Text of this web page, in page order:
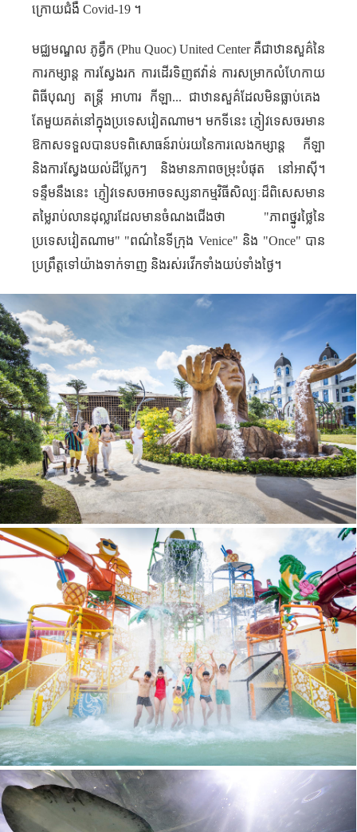
ក្រោយជំងឺ Covid-19 ។
មជ្ឈមណ្ឌល ភូគ្វឹក (Phu Quoc) United Centerគឺជាឋានសួគ៌នៃ
ការកម្សាន្ត ការស្វែងរក ការដើរទិញឥវ៉ាន់ ការសម្រាក​លំហែកាយ
ពិធីបុណ្យ តន្ត្រី អាហារ កីឡា... ជាឋានសួគ៌ដែលមិនធ្លាប់គេង
តែមួយគត់នៅក្នុងប្រទេសវៀតណាម។ មកទីនេះ ភ្ញៀវ​ទេសចរមាន
ឱកាសទទួលបានបទពិសោធន៍រាប់រយនៃការលេងកម្សាន្ត កីឡា
និងការស្វែងយល់ដ៏ប្លែកៗ និងមាន​ភាពចម្រុះបំផុត​ នៅ​អាស៊ី។
ទន្ទឹម​នឹង​នេះ ភ្ញៀវ​ទេសចអាច​ទស្សនាកម្មវិធីសិល្បៈដ៏ពិសេស​មាន
តម្លៃរាប់លានដុល្លារដែល​មាន​ចំណង​ជើង​ថា "ភាពថ្នូរ​ថ្លៃ​នៃ
ប្រទេសវៀតណាម" "ពណ៌នៃទីក្រុង Venice" និង "Once"បាន
ប្រព្រឹត្តទៅយ៉ាងទាក់ទាញ និងរស់រវើកទាំងយប់ទាំងថ្ងៃ។